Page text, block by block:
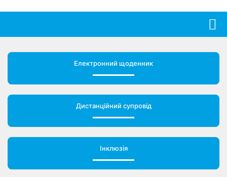
Електронний щоденник
Дистанційний супровід
Інклюзія